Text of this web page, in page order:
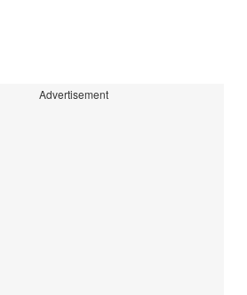
Advertisement